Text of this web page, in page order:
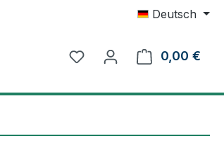
Deutsch
0,00 €